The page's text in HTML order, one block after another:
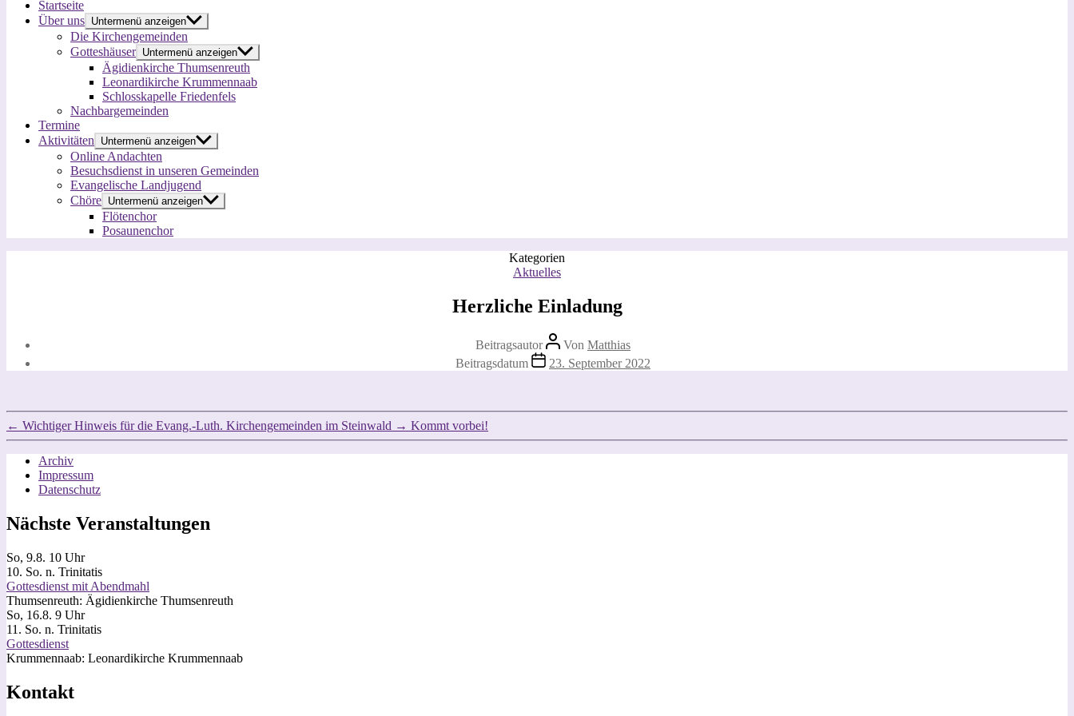
Startseite
Über uns Untermenü anzeigen
Die Kirchengemeinden
Gotteshäuser Untermenü anzeigen
Ägidienkirche Thumsenreuth
Leonardikirche Krummennaab
Schlosskapelle Friedenfels
Nachbargemeinden
Termine
Aktivitäten
Untermenü anzeigen
Online Andachten
Besuchsdienst in unseren Gemeinden
Evangelische Landjugend
Chöre Untermenü anzeigen
Flötenchor
Posaunenchor
Kategorien
Aktuelles
Herzliche Einladung
Beitragsautor Von Matthias
Beitragsdatum
23. September 2022
← Wichtiger Hinweis für die Evang.-Luth. Kirchengemeinden im Steinwald → Kommt vorbei!
Archiv
Impressum
Datenschutz
Nächste Veranstaltungen
So, 9.8. 10 Uhr
10. So. n. Trinitatis
Gottesdienst mit Abendmahl
Thumsenreuth: Ägidienkirche Thumsenreuth
So, 16.8. 9 Uhr
11. So. n. Trinitatis
Gottesdienst
Krummennaab: Leonardikirche Krummennaab
Kontakt